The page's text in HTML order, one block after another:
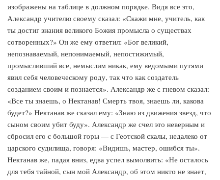
изображены на таблице в должном порядке. Видя все это,
Александр учителю своему сказал: «Скажи мне, учитель, как
ты достиг знания великого Божия промысла о существах
сотворенных?» Он же ему ответил: «Бог великий,
непознаваемый, непонимаемый, непостижимый,
промысливший все, немыслим никак, ему ведомыми путями
явил себя человеческому роду, так что как создатель
созданием своим и познается». Александр же с гневом сказал:
«Все ты знаешь, о Нектанав! Смерть твоя, знаешь ли, какова
будет?» Нектанав же сказал ему: «Знаю из движения звезд, что
сыном своим убит буду». Александр же счел это неверным и
сбросил его с большой горы — с Геотской скалы, недалеко от
царского судилища, говоря: «Видишь, мастер, ошибся ты».
Нектанав же, падая вниз, едва успел вымолвить: «Не осталось
для тебя тайной, сын мой Александр, об этом никто не знает,